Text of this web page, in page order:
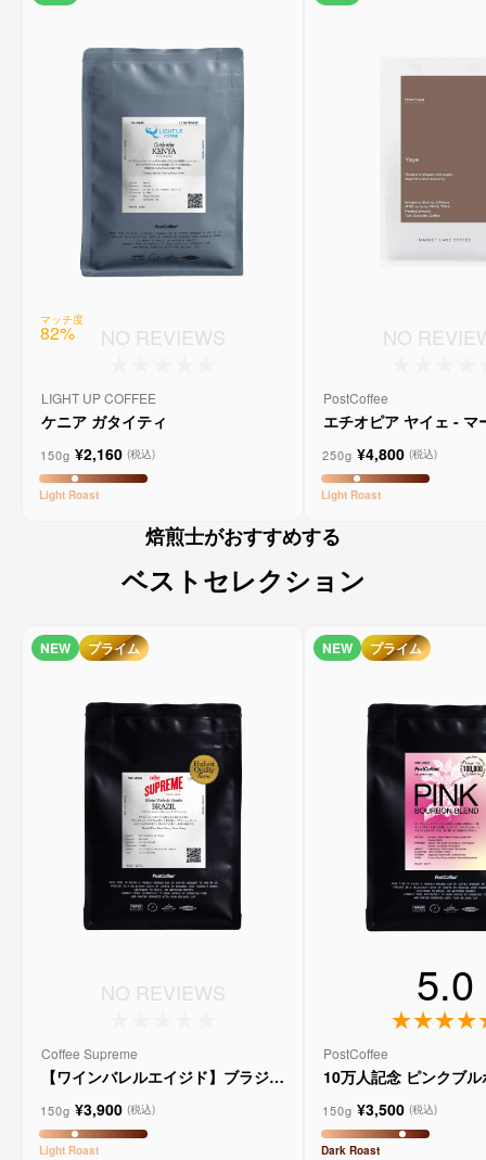
マッチ度
82% NO REVIEWS
LIGHT UP COFFEE
ケニア ガタイティ
150g ¥2,160 (税込)
Light Roast
NO
PostCoffee
エチオピア ヤイェ - マ
250g ¥4,800 (税込)
Light Roast
焙煎士がおすすめする
ベストセレクション
NEW プライム
NO REVIEWS
Coffee Supreme
【ワインバレルエイジド】ブラジル
ョ
150g ¥3,900 (税込)
Light Roast
NEW プライム
5.0
PostCoffee
10万人記念 ピンクブ
150g ¥3,500 (税込)
Dark Roast